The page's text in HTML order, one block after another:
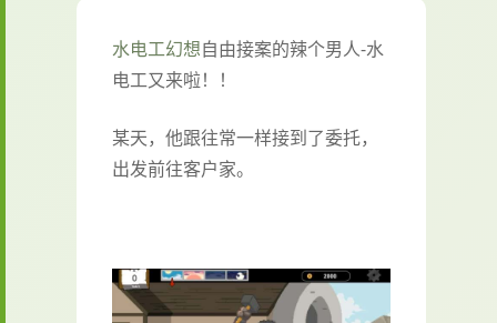
水电工幻想自由接案的辣个男人-水
电工又来啦！！
某天，他跟往常一样接到了委托，
出发前往客户家。